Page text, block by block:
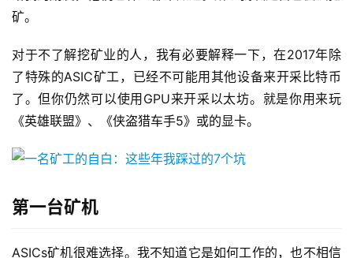
矿。
对于不了解挖矿业的人，我有必要解释一下，在2017年除
了特殊的ASIC矿工，已经不可能用其他设备来开采比特币
了。但你仍然可以使用GPU来开采以太坊。就是你用来玩
《英雄联盟》、《侠盗猎车手5》或的显卡。
第一台矿机
ASICs矿机很难选择。我不知道它是如何工作的，也不相信